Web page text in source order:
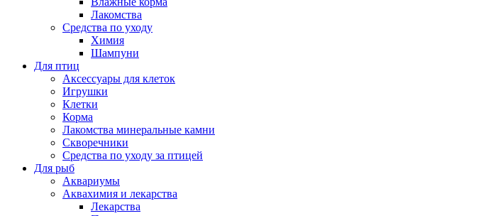
Лакомства
Средства по уходу
Химия
Шампуни
Для птиц
Аксессуары для клеток
Игрушки
Клетки
Корма
Лакомства минеральные камни
Скворечники
Средства по уходу за птицей
Для рыб
Аквариумы
Аквахимия и лекарства
Лекарства